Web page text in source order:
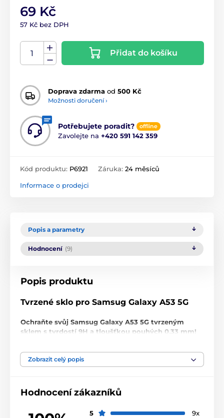
69 Kč
57 Kč bez DPH
Přidat do košíku
Doprava zdarma od 500 Kč
Možnosti doručení ›
Potřebujete poradit? offline
Zavolejte na +420 591 142 359
Kód produktu: P6921 Záruka: 24 měsíců
Informace o prodejci
Popis a parametry
Hodnocení (9)
Popis produktu
Tvrzené sklo pro Samsug Galaxy A53 5G
Ochraňte svůj Samsug Galaxy A53 5G tvrzeným
sklem s tvrdostí 9H a tloušťkou pouhých 0,33 mm!
tvrzené sklo pro Samsug Galaxy A53 5G
je prvotřídní
kvality. Nejenže s tvrdostí 9Hdokonale ochrání
poskytuje zároveň i perfektní jasnost obrazu
zachovává citlivost dotekůa výborně
Zobrazit celý popis
Hodnocení zákazníků
5 9x